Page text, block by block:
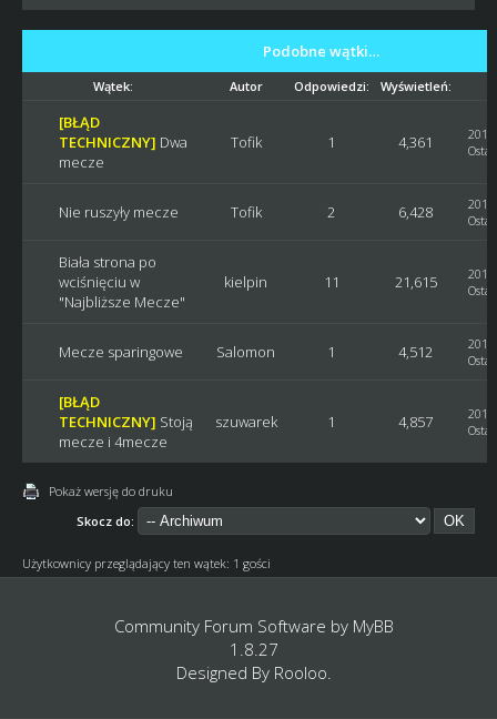
Podobne wątki…
Wątek: Autor Odpowiedzi: Wyświetleń:
[BŁĄD
TECHNICZNY] Dwa
mecze
Tofik 1 4,361
Nie ruszyły mecze Tofik 2 6,428
Biała strona po
wciśnięciu w
"Najbliższe Mecze"
kielpin 11 21,615
Mecze sparingowe Salomon 1 4,512
[BŁĄD
TECHNICZNY] Stoją
mecze i 4mecze
szuwarek 1 4,857
Pokaż wersję do druku
Skocz do:
Użytkownicy przeglądający ten wątek: 1 gości
Community Forum Software by MyBB
1.8.27
Designed By Rooloo